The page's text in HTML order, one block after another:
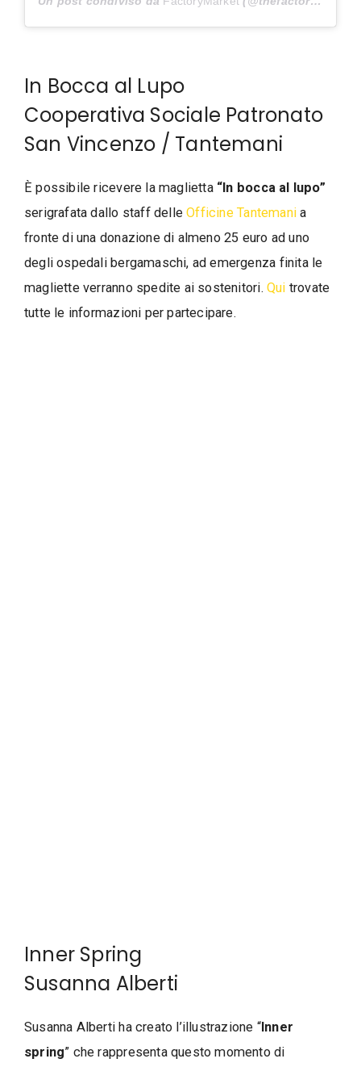
In Bocca al Lupo
Cooperativa Sociale Patronato
San Vincenzo / Tantemani
È possibile ricevere la maglietta “In bocca al lupo”
serigrafata dallo staff delleOfficine Tantemani a
fronte di una donazione di almeno 25 euro ad uno
degli ospedali bergamaschi, ad emergenza finita le
magliette verranno spedite ai sostenitori. Qui trovate
tutte le informazioni per partecipare.
Inner Spring
Susanna Alberti
Susanna Alberti ha creato l’illustrazione “Inner
spring” che rappresenta questo momento di